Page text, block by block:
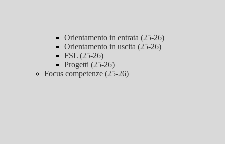
Orientamento in entrata (25-26)
Orientamento in uscita (25-26)
FSL (25-26)
Progetti (25-26)
Focus competenze (25-26)